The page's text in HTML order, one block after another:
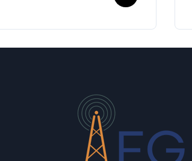
búsqueda de